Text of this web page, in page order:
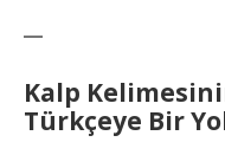
—
Kalp
Türkçeye Bir